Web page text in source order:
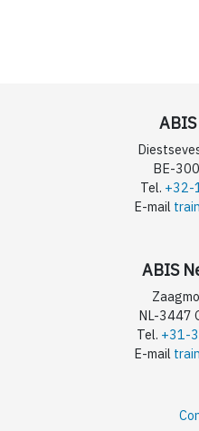
BE-
Tel. +32-
E-mail
ABIS
NL-3447
Tel. +31-
E-mail